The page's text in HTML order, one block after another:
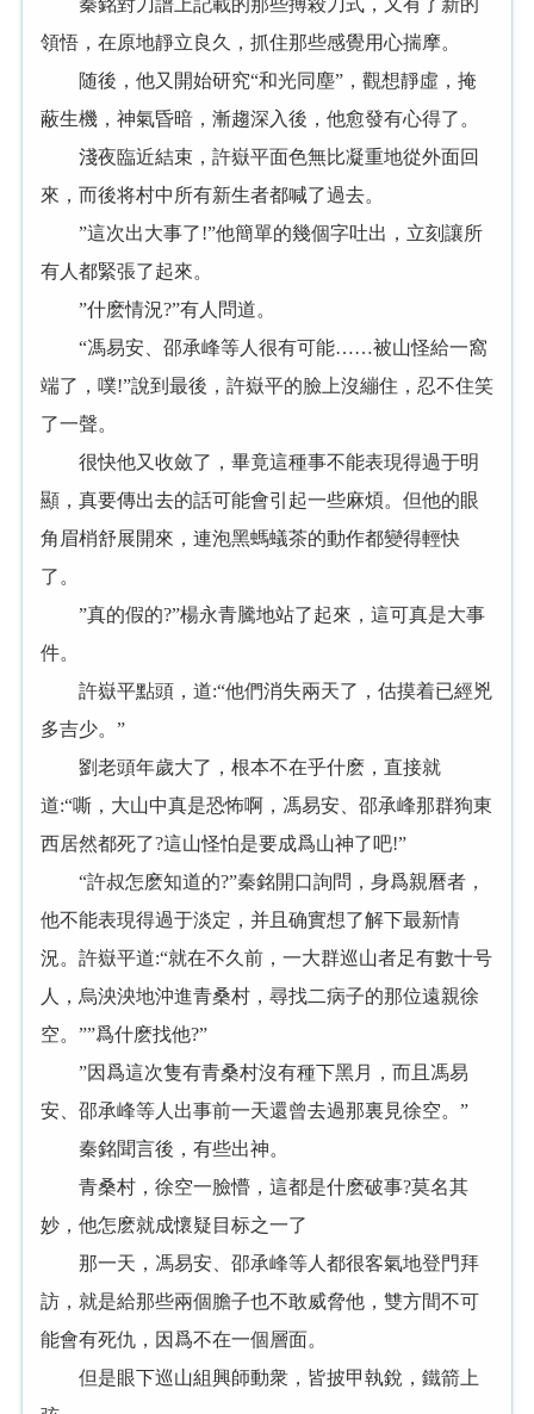
秦銘對刀譜上記載的那些搏殺刀式，又有了新的
領悟，在原地靜立良久，抓住那些感覺用心揣摩。
随後，他又開始研究“和光同塵”，觀想靜虛，掩
蔽生機，神氣昏暗，漸趨深入後，他愈發有心得了。
淺夜臨近結束，許嶽平面色無比凝重地從外面回
來，而後将村中所有新生者都喊了過去。
”這次出大事了!”他簡單的幾個字吐出，立刻讓所
有人都緊張了起來。
”什麽情況?”有人問道。
“馮易安、邵承峰等人很有可能……被山怪給一窩
端了，噗!”說到最後，許嶽平的臉上沒繃住，忍不住笑
了一聲。
很快他又收斂了，畢竟這種事不能表現得過于明
顯，真要傳出去的話可能會引起一些麻煩。但他的眼
角眉梢舒展開來，連泡黑螞蟻茶的動作都變得輕快
了。
”真的假的?”楊永青騰地站了起來，這可真是大事
件。
許嶽平點頭，道:“他們消失兩天了，估摸着已經兇
多吉少。”
劉老頭年歲大了，根本不在乎什麽，直接就
道:“嘶，大山中真是恐怖啊，馮易安、邵承峰那群狗東
西居然都死了?這山怪怕是要成爲山神了吧!”
“許叔怎麽知道的?”秦銘開口詢問，身爲親曆者，
他不能表現得過于淡定，并且确實想了解下最新情
況。許嶽平道:“就在不久前，一大群巡山者足有數十号
人，烏泱泱地沖進青桑村，尋找二病子的那位遠親徐
空。””爲什麽找他?”
”因爲這次隻有青桑村沒有種下黑月，而且馮易
安、邵承峰等人出事前一天還曾去過那裏見徐空。”
秦銘聞言後，有些出神。
青桑村，徐空一臉懵，這都是什麽破事?莫名其
妙，他怎麽就成懷疑目标之一了
那一天，馮易安、邵承峰等人都很客氣地登門拜
訪，就是給那些兩個膽子也不敢威脅他，雙方間不可
能會有死仇，因爲不在一個層面。
但是眼下巡山組興師動衆，皆披甲執銳，鐵箭上